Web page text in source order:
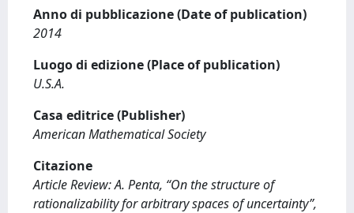
Anno di pubblicazione (Date of publication)
2014
Luogo di edizione (Place of publication)
U.S.A.
Casa editrice (Publisher)
American Mathematical Society
Citazione
Article Review: A. Penta, “On the structure of
rationalizability for arbitrary spaces of uncertainty”,